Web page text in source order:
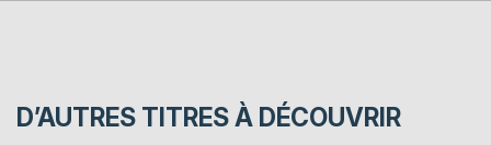
D’AUTRES TITRES À DÉCOUVRIR